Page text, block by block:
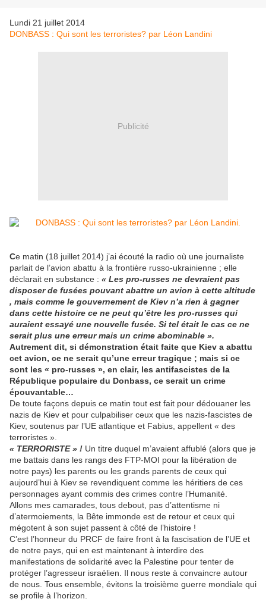
Lundi 21 juillet 2014
DONBASS : Qui sont les terroristes? par Léon Landini
Publicité
Ce matin (18 juillet 2014) j’ai écouté la radio où une journaliste
parlait de l’avion abattu à la frontière russo-ukrainienne ; elle
déclarait en substance : « Les pro-russes ne devraient pas
disposer de fusées pouvant abattre un avion à cette altitude
, mais comme le gouvernement de Kiev n’a rien à gagner
dans cette histoire ce ne peut qu’être les pro-russes qui
auraient essayé une nouvelle fusée. Si tel était le cas ce ne
serait plus une erreur mais un crime abominable ».
Autrement dit, si démonstration était faite que Kiev a abattu
cet avion, ce ne serait qu’une erreur tragique ; mais si ce
sont les « pro-russes », en clair, les antifascistes de la
République populaire du Donbass, ce serait un crime
épouvantable…
De toute façons depuis ce matin tout est fait pour dédouaner les
nazis de Kiev et pour culpabiliser ceux que les nazis-fascistes de
Kiev, soutenus par l’UE atlantique et Fabius, appellent « des
terroristes ».
« TERRORISTE » ! Un titre duquel m’avaient affublé (alors que je
me battais dans les rangs des FTP-MOI pour la libération de
notre pays) les parents ou les grands parents de ceux qui
aujourd’hui à Kiev se revendiquent comme les héritiers de ces
personnages ayant commis des crimes contre l’Humanité.
Allons mes camarades, tous debout, pas d’attentisme ni
d’atermoiements, la Bête immonde est de retour et ceux qui
mégotent à son sujet passent à côté de l’histoire !
C’est l’honneur du PRCF de faire front à la fascisation de l’UE et
de notre pays, qui en est maintenant à interdire des
manifestations de solidarité avec la Palestine pour tenter de
protéger l’agresseur israélien. Il nous reste à convaincre autour
de nous. Tous ensemble, évitons la troisième guerre mondiale qui
se profile à l’horizon.